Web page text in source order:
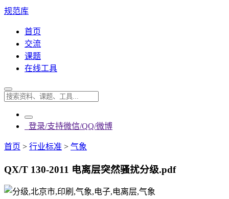
规范库
首页
交流
课题
在线工具
登录/支持微信/QQ/微博
首页 > 行业标准 > 气象
QX/T 130-2011 电离层突然骚扰分级.pdf